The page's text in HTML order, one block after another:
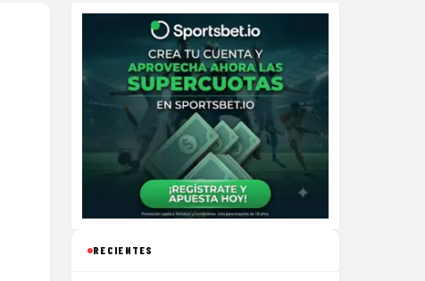
RECIENTES